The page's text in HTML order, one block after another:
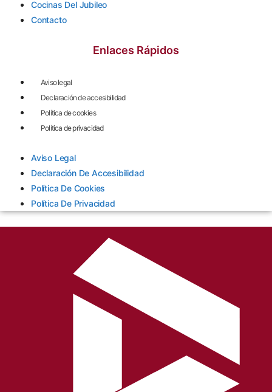
Cocinas Del Jubileo
Contacto
Enlaces Rápidos
Aviso legal
Declaración de accesibilidad
Política de cookies
Política de privacidad
Aviso Legal
Declaración De Accesibilidad
Política De Cookies
Política De Privacidad